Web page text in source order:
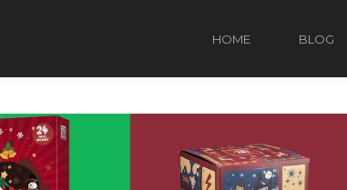
HOME BLOG
Attività Natalizie da fare con i bambini